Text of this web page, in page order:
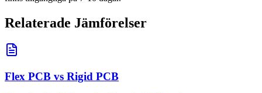
Relaterade Jämförelser
Flex PCB vs Rigid PCB